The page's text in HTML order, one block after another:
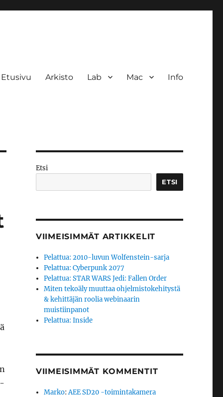
Etusivu Arkisto Lab Mac Info
Etsi
ETSI
VIIMEISIMMÄT ARTIKKELIT
Pelattua: 2010-luvun Wolfenstein-sarja
Pelattua: Cyberpunk 2077
Pelattua: STAR WARS Jedi: Fallen Order
Miten tekoäly muuttaa ohjelmistokehitystä
& kehittäjän roolia webinaarin
muistiinpanot
Pelattua: Inside
VIIMEISIMMÄT KOMMENTIT
Marko:AEE SD20 -toimintakamera